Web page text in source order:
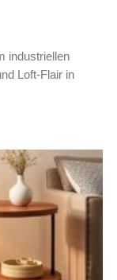
industriellen
Loft-Flair in